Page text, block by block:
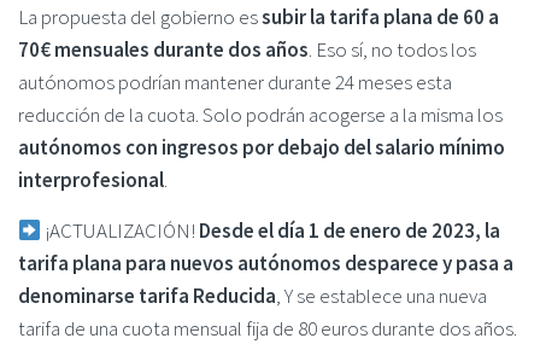
La propuesta del gobierno essubir la tarifa plana de 60 a
70€ mensuales durante dos años. Eso sí, no todos los
autónomos podrían mantener durante 24 meses esta
reducción de la cuota. Solo podrán acogerse a la misma los
autónomos con ingresos por debajo del salario mínimo
interprofesional.
¡ACTUALIZACIÓN! Desde el día 1 de enero de 2023, la
tarifa plana para nuevos autónomos desparece y pasa a
denominarse tarifa Reducida, Y se establece una nueva
tarifa de una cuota mensual fija de 80 euros durante dos años.